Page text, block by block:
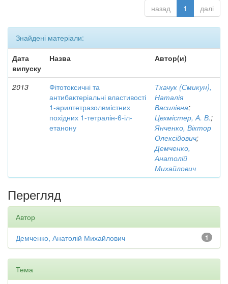
назад 1 далі
Знайдені матеріали:
Дата
випуску
Назва Автор(и)
2013
Фітотоксичні та
антибактеріальні властивості
1-арилтетразолвмістних
похідних 1-тетралін-6-іл-
етанону
Ткачук (Смикун),
Наталія
Василівна;
Цехмістер, А. В.;
Янченко, Віктор
Олексійович;
Демченко,
Анатолій
Михайлович
Перегляд
Автор
1
Демченко, Анатолій Михайлович
Тема